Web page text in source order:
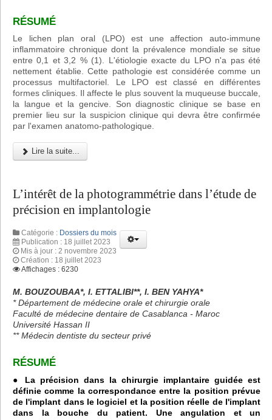
RÉSUMÉ
Le lichen plan oral (LPO) est une affection auto-immune
inflammatoire chronique dont la prévalence mondiale se situe
entre 0,1 et 3,2 % (1). L'étiologie exacte du LPO n'a pas été
nettement établie. Cette pathologie est considérée comme un
processus multifactoriel. Le LPO est classé en différentes
formes cliniques. Il affecte le plus souvent la muqueuse buccale,
la langue et la gencive. Son diagnostic clinique se base en
premier lieu sur la suspicion clinique qui devra être confirmée
par l'examen anatomo-pathologique.
Lire la suite...
L’intérêt de la photogrammétrie dans l’étude de
précision en implantologie
Catégorie : Dossiers du mois
Publication : 18 juillet 2023
Mis à jour : 2 novembre 2023
Création : 18 juillet 2023
Affichages : 6230
M. BOUZOUBAA*, I. ETTALIBI**, I. BEN YAHYA*
* Département de médecine orale et chirurgie orale
Faculté de médecine dentaire de Casablanca - Maroc
Université Hassan II
** Médecin dentiste du secteur privé
RÉSUMÉ
● La précision dans la chirurgie implantaire guidée est
définie comme la correspondance entre la position prévue
de l'implant dans le logiciel et la position réelle de l'implant
dans la bouche du patient. Une angulation et un